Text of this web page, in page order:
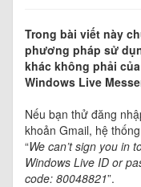
Trong bài viết này
phương pháp sử
khác không phải
Windows Live
Nếu bạn thử đăng
khoản Gmail, hệ
“We can’t sign you in
Windows Live ID or
code: 80048821”.